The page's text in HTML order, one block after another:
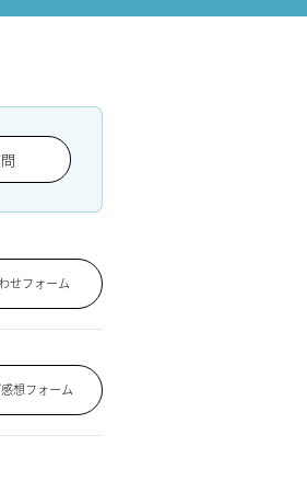
せフォーム
想フォーム